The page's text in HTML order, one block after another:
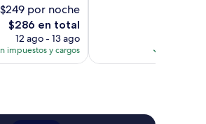
$249 por noche
El
precio
actual
es
$286 en total
12 ago - 13 ago
impuestos y cargos